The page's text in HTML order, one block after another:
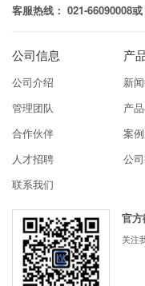
客服热线： 021-66090008
公司信息
公司介绍
管理团队
合作伙伴
人才招聘
联系我们
产
新
产
案
公
官
关注